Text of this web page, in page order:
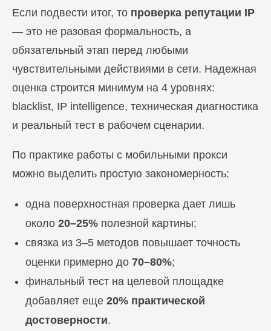
Если подвести итог, то проверка репутации IP
— это не разовая формальность, а
обязательный этап перед любыми
чувствительными действиями в сети. Надежная
оценка строится минимум на 4 уровнях:
blacklist, IP intelligence, техническая диагностика
и реальный тест в рабочем сценарии.
По практике работы с мобильными прокси
можно выделить простую закономерность:
одна поверхностная проверка дает лишь
около 20–25% полезной картины;
связка из 3–5 методов повышает точность
оценки примерно до 70–80%;
финальный тест на целевой площадке
добавляет еще 20% практической
достоверности.